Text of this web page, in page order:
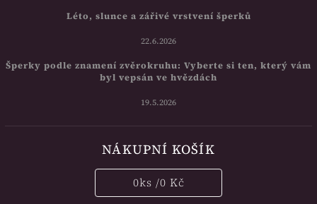
Léto, slunce a zářivé vrstvení šperků
22.6.2026
Šperky podle znamení zvěrokruhu: Vyberte si ten, který vám
byl vepsán ve hvězdách
19.5.2026
NÁKUPNÍ KOŠÍK
0ks /0 Kč